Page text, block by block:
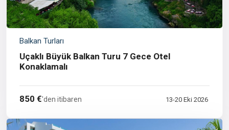
Balkan Turları
Uçaklı Büyük Balkan Turu 7 Gece Otel
Konaklamalı
850 €'den itibaren 13-20 Eki 2026